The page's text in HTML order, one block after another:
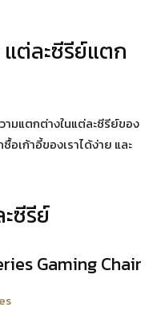
แต่ละซีรีย์แตก
มแตกต่างในแต่ละซีรีย์ของ
อเก้าอี้ของเราได้ง่าย และ
ซีรีย์
Gaming Chair